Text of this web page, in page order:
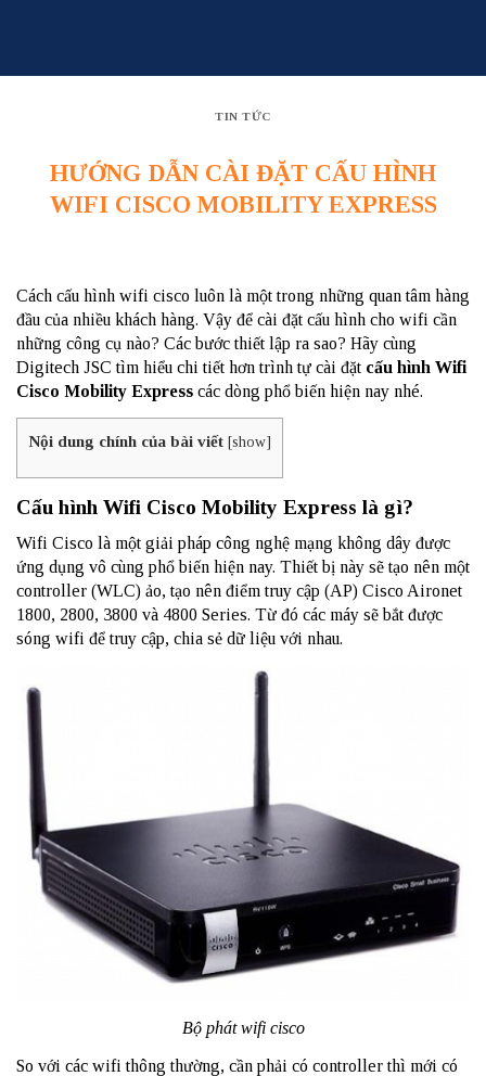
TIN TỨC
HƯỚNG DẪN CÀI ĐẶT CẤU HÌNH
WIFI CISCO MOBILITY EXPRESS
Cách cấu hình wifi cisco luôn là một trong những quan tâm hàng
đầu của nhiều khách hàng. Vậy để cài đặt cấu hình cho wifi cần
những công cụ nào? Các bước thiết lập ra sao? Hãy cùng
Digitech JSC tìm hiểu chi tiết hơn trình tự cài đặt cấu hình Wifi
Cisco Mobility Express các dòng phổ biến hiện nay nhé.
Nội dung chính của bài viết [show]
Cấu hình Wifi Cisco Mobility Express là gì?
Wifi Cisco là một giải pháp công nghệ mạng không dây được
ứng dụng vô cùng phổ biến hiện nay. Thiết bị này sẽ tạo nên một
controller (WLC) ảo, tạo nên điểm truy cập (AP) Cisco Aironet
1800, 2800, 3800 và 4800 Series. Từ đó các máy sẽ bắt được
sóng wifi để truy cập, chia sẻ dữ liệu với nhau.
Bộ phát wifi cisco
So với các wifi thông thường, cần phải có controller thì mới có